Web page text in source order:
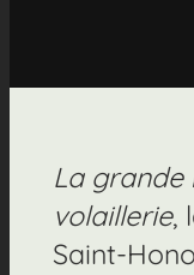
La grande
volaillerie,
Saint-